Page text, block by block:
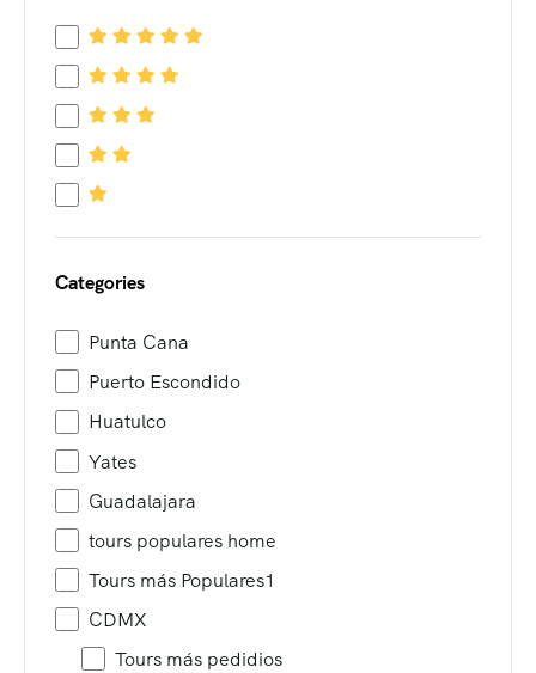
Categories
Punta Cana
Puerto Escondido
Huatulco
Yates
Guadalajara
tours populares home
Tours más Populares1
CDMX
Tours más pedidios